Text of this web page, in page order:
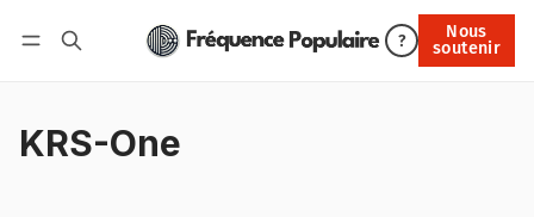
?
Nous
soutenir
Nous soutenir
KRS-One